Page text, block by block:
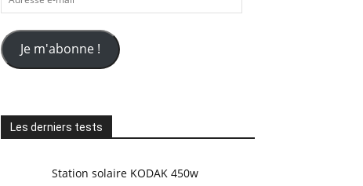
e-
mail
Je m'abonne !
Les derniers tests
Station solaire KODAK 450w